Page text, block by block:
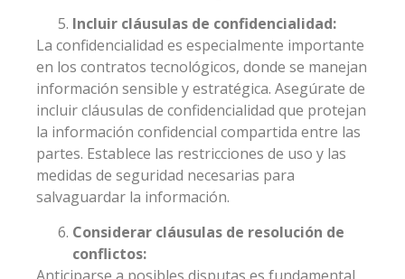
Incluir cláusulas de confidencialidad:
La confidencialidad es especialmente importante
en los contratos tecnológicos, donde se manejan
información sensible y estratégica. Asegúrate de
incluir cláusulas de confidencialidad que protejan
la información confidencial compartida entre las
partes. Establece las restricciones de uso y las
medidas de seguridad necesarias para
salvaguardar la información.
Considerar cláusulas de resolución de
conflictos: